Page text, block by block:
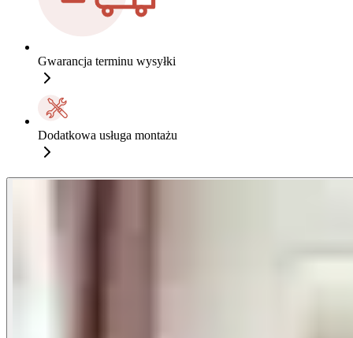
Gwarancja terminu wysyłki
Dodatkowa usługa montażu